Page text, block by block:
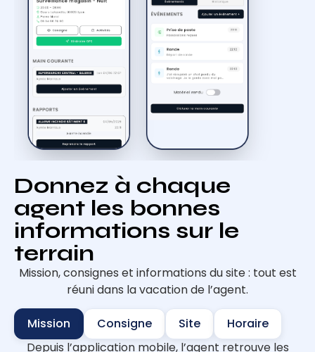
Donnez à chaque
agent les bonnes
informations sur le
terrain
Mission, consignes et informations du site : tout est
réuni dans la vacation de l’agent.
Mission Consigne Site
Horaire
Depuis l’application mobile, l’agent retrouve les